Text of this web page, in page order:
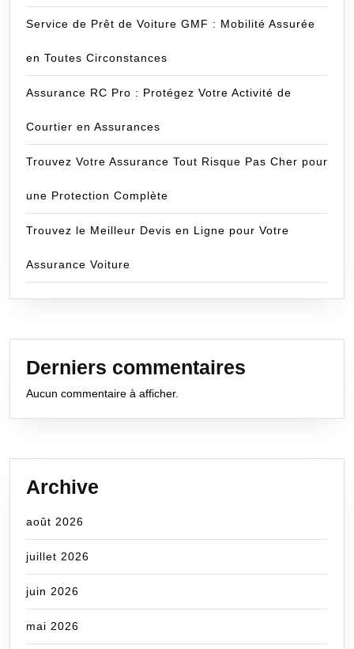
Service de Prêt de Voiture GMF : Mobilité Assurée
en Toutes Circonstances
Assurance RC Pro : Protégez Votre Activité de
Courtier en Assurances
Trouvez Votre Assurance Tout Risque Pas Cher pour
une Protection Complète
Trouvez le Meilleur Devis en Ligne pour Votre
Assurance Voiture
Derniers commentaires
Aucun commentaire à afficher.
Archive
août 2026
juillet 2026
juin 2026
mai 2026